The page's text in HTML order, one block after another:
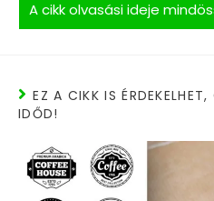
EZ A CIKK IS
IDŐD!